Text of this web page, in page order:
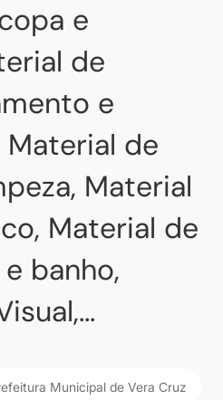
e
de
e
Material de
Material
Material de
banho,
Municipal de Vera Cruz